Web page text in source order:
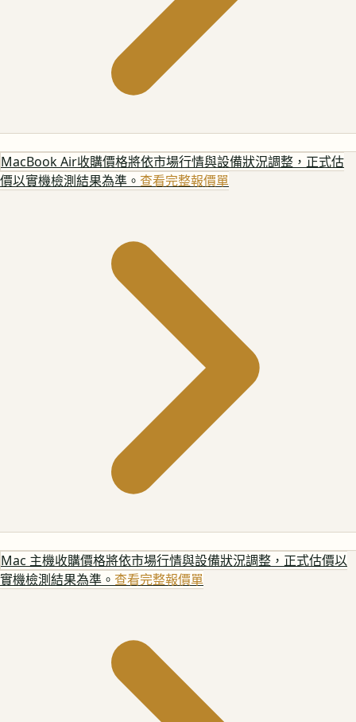
MacBook Air收購價格將依市場行情與設備狀況調整，正式估
價以實機檢測結果為準。 查看完整報價單
Mac 主機收購價格將依市場行情與設備狀況調整，正式估價以
實機檢測結果為準。 查看完整報價單